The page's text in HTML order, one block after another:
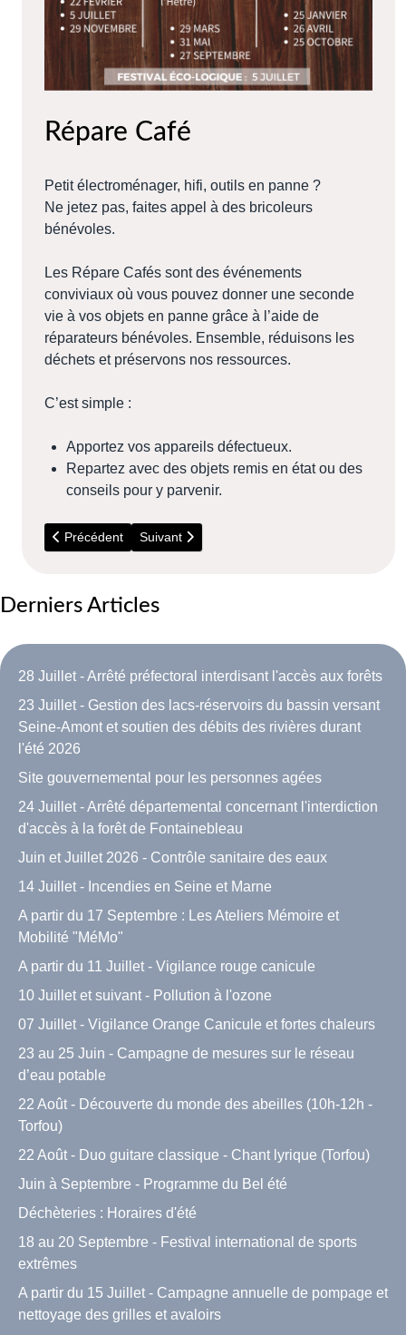
Répare Café
Petit électroménager, hifi, outils en panne ?
Ne jetez pas, faites appel à des bricoleurs
bénévoles.
Les Répare Cafés sont des événements
conviviaux où vous pouvez donner une seconde
vie à vos objets en panne grâce à l’aide de
réparateurs bénévoles. Ensemble, réduisons les
déchets et préservons nos ressources.
C’est simple :
Apportez vos appareils défectueux.
Repartez avec des objets remis en état ou des
conseils pour y parvenir.
Article précédent : Novembre - Soutien pour l'église de
Précédent Article suivant : Novembre - La PMI ouvre ses
Suivant
Derniers Articles
28 Juillet - Arrêté préfectoral interdisant l'accès aux forêts
23 Juillet - Gestion des lacs-réservoirs du bassin versant
Seine-Amont et soutien des débits des rivières durant
l'été 2026
Site gouvernemental pour les personnes agées
24 Juillet - Arrêté départemental concernant l'interdiction
d'accès à la forêt de Fontainebleau
Juin et Juillet 2026 - Contrôle sanitaire des eaux
14 Juillet - Incendies en Seine et Marne
A partir du 17 Septembre : Les Ateliers Mémoire et
Mobilité "MéMo"
A partir du 11 Juillet - Vigilance rouge canicule
10 Juillet et suivant - Pollution à l'ozone
07 Juillet - Vigilance Orange Canicule et fortes chaleurs
23 au 25 Juin - Campagne de mesures sur le réseau
d’eau potable
22 Août - Découverte du monde des abeilles (10h-12h -
Torfou)
22 Août - Duo guitare classique - Chant lyrique (Torfou)
Juin à Septembre - Programme du Bel été
Déchèteries : Horaires d'été
18 au 20 Septembre - Festival international de sports
extrêmes
A partir du 15 Juillet - Campagne annuelle de pompage et
nettoyage des grilles et avaloirs